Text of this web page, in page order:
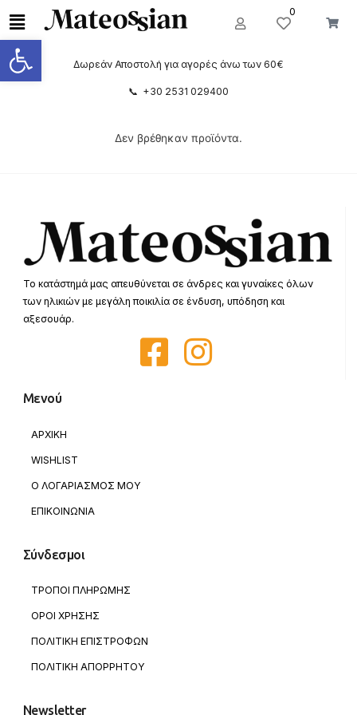
Ανοίξτε τη γραμμή εργαλείων
0
Δωρεάν Αποστολή για αγορές άνω των 60€
📞 +30 2531 029400
Δεν βρέθηκαν προϊόντα.
Το κατάστημά μας απευθύνεται σε άνδρες και γυναίκες όλων
των ηλικιών με μεγάλη ποικιλία σε ένδυση, υπόδηση και
αξεσουάρ.
Μενού
ΑΡΧΙΚΗ
WISHLIST
Ο ΛΟΓΑΡΙΑΣΜΟΣ ΜΟΥ
ΕΠΙΚΟΙΝΩΝΙΑ
Σύνδεσμοι
ΤΡΟΠΟΙ ΠΛΗΡΩΜΗΣ
ΟΡΟΙ ΧΡΗΣΗΣ
ΠΟΛΙΤΙΚΗ ΕΠΙΣΤΡΟΦΩΝ
ΠΟΛΙΤΙΚΗ ΑΠΟΡΡΗΤΟΥ
Newsletter